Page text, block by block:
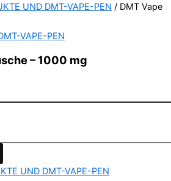
UND DMT-VAPE-PEN / DMT Vape
VAPE-PEN
– 1000 mg
UND DMT-VAPE-PEN